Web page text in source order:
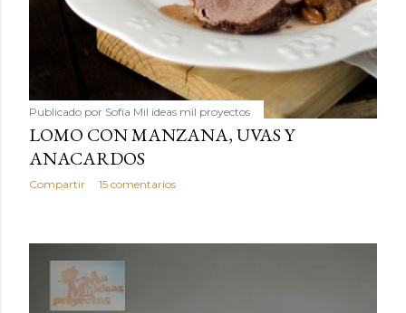
Publicado por Sofía Mil ideas mil proyectos
LOMO CON MANZANA, UVAS Y
ANACARDOS
Compartir 15 comentarios